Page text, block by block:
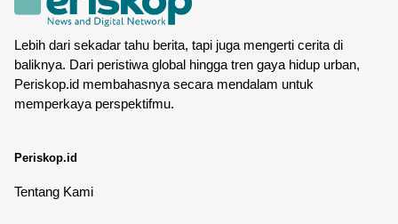
Lebih dari sekadar tahu berita, tapi juga mengerti cerita di
baliknya. Dari peristiwa global hingga tren gaya hidup urban,
Periskop.id membahasnya secara mendalam untuk
memperkaya perspektifmu.
Periskop.id
Tentang Kami